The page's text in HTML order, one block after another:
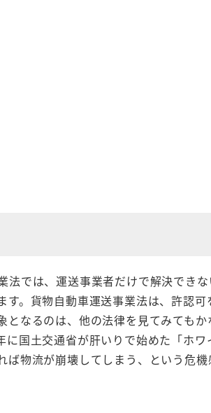
では、運送事業者だけで解決でき
。貨物自動車運送事業法は、許認
なるのは、他の法律を見てみても
国土交通省が肝いりで始めた「ホワ
物流が崩壊してしまう、という危